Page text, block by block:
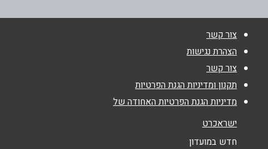
נושא*
אנא חזרו אלי בקשר ל...
צור קשר
הצהרת נגישות
צור קשר
תקנון ומדיניות הגנת הפרטיות
מדיניות הגנת הפרטיות האחודה של
ישראכרט
חדש במועדון